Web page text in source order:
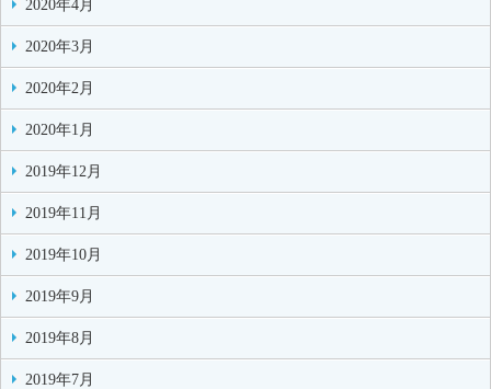
2020年4月
2020年3月
2020年2月
2020年1月
2019年12月
2019年11月
2019年10月
2019年9月
2019年8月
2019年7月